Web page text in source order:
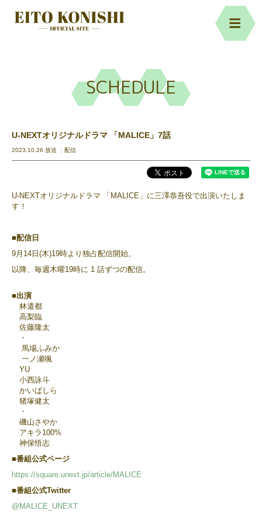
SCHEDULE
U-NEXTオリジナルドラマ 「MALICE」7話
2023.10.26 放送 配信
U-NEXTオリジナルドラマ 「MALICE」に三澤恭吾役で出演いたしま
す！
■配信日
9月14日(木)19時より独占配信開始。
以降、毎週木曜19時に 1 話ずつの配信。
■出演
林遣都
高梨臨
佐藤隆太
・
馬場ふみか
一ノ瀬颯
YU
小西詠斗
かいばしら
猪塚健太
・
磯山さやか
アキラ100%
神保悟志
■番組公式ページ
https://square.unext.jp/article/MALICE
■番組公式Twitter
@MALICE_UNEXT